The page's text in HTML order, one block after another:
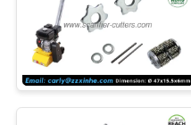
NORME
SULLA
PRIVACY